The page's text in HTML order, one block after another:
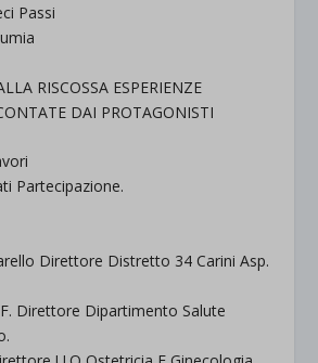
Passi
RISCOSSA ESPERIENZE
DAI PROTAGONISTI
Partecipazione.
Direttore Distretto 34 Carini Asp.
Direttore Dipartimento Salute